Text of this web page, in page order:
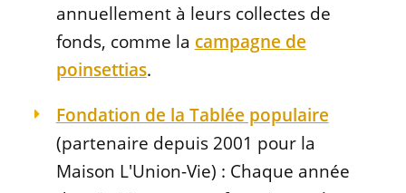
annuellement à leurs collectes de
fonds, comme la campagne de
poinsettias.
Fondation de la Tablée populaire
(partenaire depuis 2001 pour la
Maison L'Union-Vie) : Chaque année